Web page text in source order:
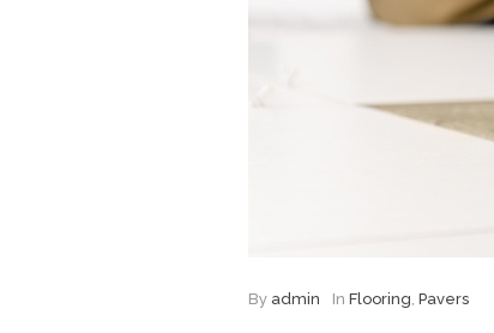
By admin In Flooring, Pavers